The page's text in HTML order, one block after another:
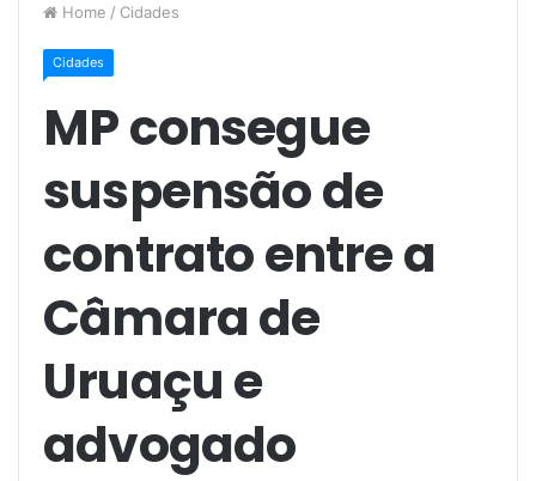
Home / Cidades
Cidades
MP consegue
suspensão de
contrato entre a
Câmara de
Uruaçu e
advogado